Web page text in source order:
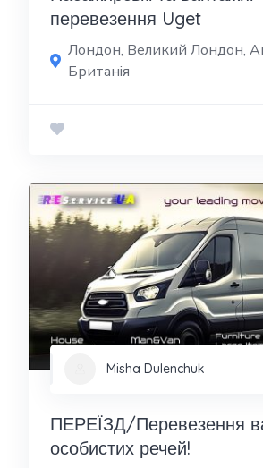
перевезення Uget
Лондон, Великий Лондон,
Британія
Misha Dulenchuk
ПЕРЕЇЗД/Перевезення
особистих речей!